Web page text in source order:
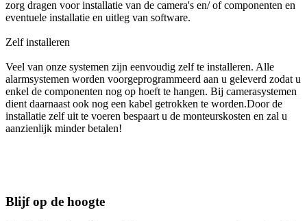
zorg dragen voor installatie van de camera's en/ of componenten en
eventuele installatie en uitleg van software.
Zelf installeren
Veel van onze systemen zijn eenvoudig zelf te installeren. Alle
alarmsystemen worden voorgeprogrammeerd aan u geleverd zodat u
enkel de componenten nog op hoeft te hangen. Bij camerasystemen
dient daarnaast ook nog een kabel getrokken te worden.Door de
installatie zelf uit te voeren bespaart u de monteurskosten en zal u
aanzienlijk minder betalen!
Blijf op de hoogte